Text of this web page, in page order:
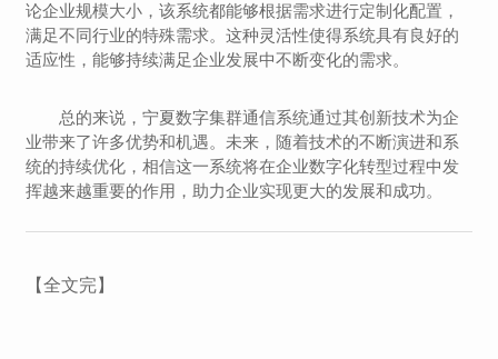
论企业规模大小，该系统都能够根据需求进行定制化配置，
满足不同行业的特殊需求。这种灵活性使得系统具有良好的
适应性，能够持续满足企业发展中不断变化的需求。
总的来说，宁夏数字集群通信系统通过其创新技术为企
业带来了许多优势和机遇。未来，随着技术的不断演进和系
统的持续优化，相信这一系统将在企业数字化转型过程中发
挥越来越重要的作用，助力企业实现更大的发展和成功。
【全文完】